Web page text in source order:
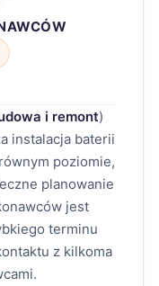
i remont)
instalacja baterii
poziomie,
planowanie
jest
terminu
z kilkoma